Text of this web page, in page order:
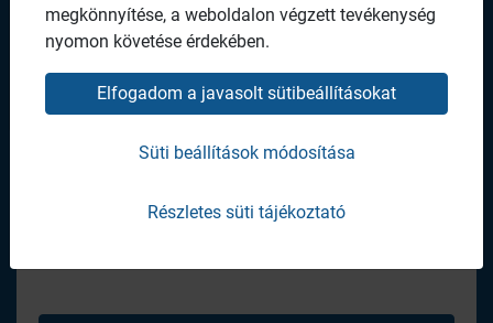
megkönnyítése, a weboldalon végzett tevékenység
nyomon követése érdekében.
Elfogadom a javasolt sütibeállításokat
Süti beállítások módosítása
Részletes süti tájékoztató